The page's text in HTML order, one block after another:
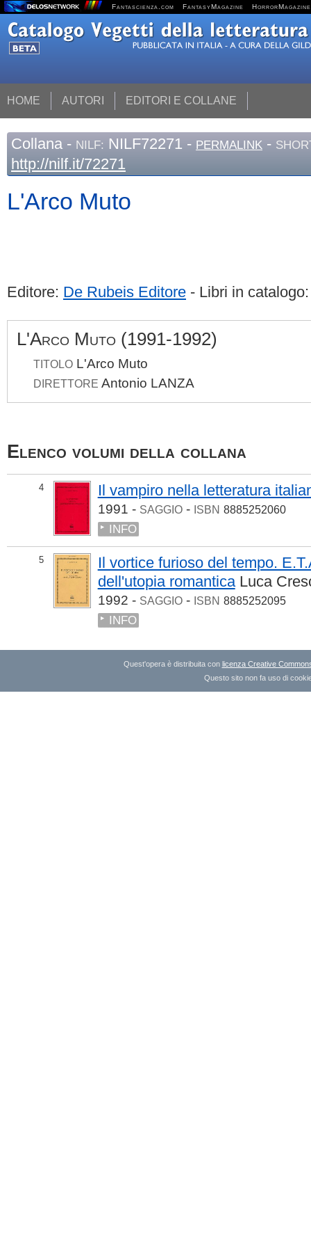
Fantascienza.com FantasyMagazine HorrorMagazine
HOME AUTORI EDITORI E COLLANE
Collana - NILF: NILF72271 - PERMALINK -
http://nilf.it/72271
L'Arco Muto
Editore: De Rubeis Editore - Libri in
L'Arco Muto (1991-1992)
TITOLO L'Arco Muto
DIRETTORE Antonio LANZA
Elenco volumi della collana
4 Il vampiro nella letteratura
1991 - SAGGIO- ISBN 8885252060
INFO
5
Il vortice furioso del tempo.
dell'utopia romantica Luca
1992 - SAGGIO- ISBN 8885252095
INFO
Quest'opera è distribuita con licenza Creative
Questo sito non fa uso di